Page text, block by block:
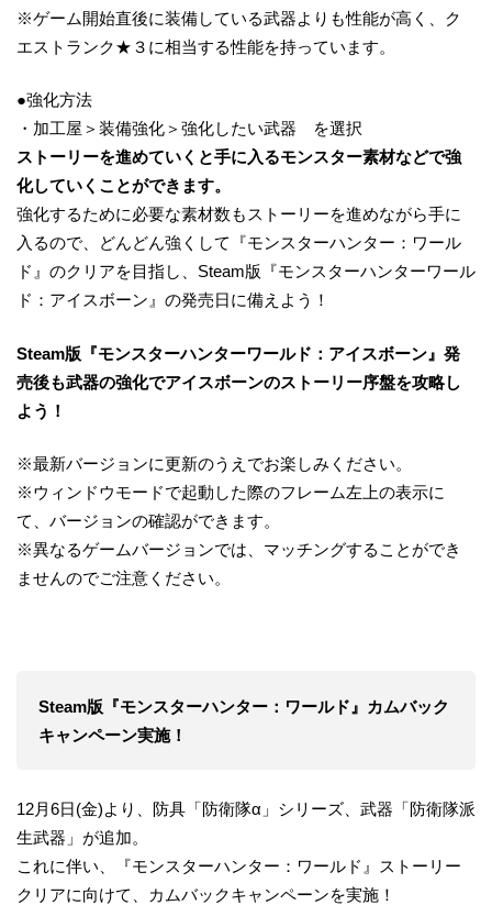
※ゲーム開始直後に装備している武器よりも性能が高く、ク
エストランク★３に相当する性能を持っています。
●強化方法
・加工屋＞装備強化＞強化したい武器 を選択
ストーリーを進めていくと手に入るモンスター素材などで強
化していくことができます。
強化するために必要な素材数もストーリーを進めながら手に
入るので、どんどん強くして『モンスターハンター：ワール
ド』のクリアを目指し、Steam版『モンスターハンターワール
ド：アイスボーン』の発売日に備えよう！
Steam版 『モンスターハンターワールド：アイスボーン』 発
売後も武器の強化でアイスボーンのストーリー序盤を攻略し
よう ！
※最新バージョンに更新のうえでお楽しみください。
※ウィンドウモードで起動した際のフレーム左上の表示に
て、バージョンの確認ができます。
※異なるゲームバージョンでは、マッチングすることができ
ませんのでご注意ください。
Steam版『モンスターハンター：ワールド』カムバック
キャンペーン実施！
12月6日(金)より、防具「防衛隊α」シリーズ、武器「防衛隊派
生武器」が追加。
これに伴い、『モンスターハンター：ワールド』ストーリー
クリアに向けて、カムバックキャンペーンを実施！